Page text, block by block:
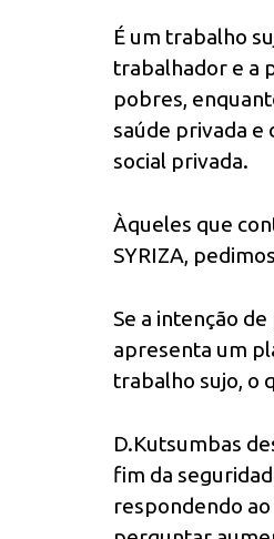
É um trabalho
trabalhador e a
pobres,
saúde privada e
social privada.
Àqueles que
SYRIZA,
Se a intenção
apresenta um
trabalho sujo, o
D.Kutsumbas
fim da
respondendo